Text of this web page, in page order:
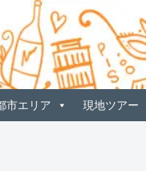
市エリア 現地ツアー